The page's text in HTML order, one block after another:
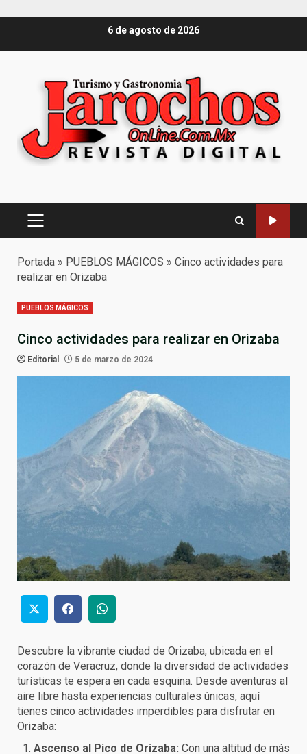
contenido
6 de agosto de 2026
Menú
principal
Portada » PUEBLOS MÁGICOS » Cinco actividades para
realizar en Orizaba
PUEBLOS MÁGICOS
Cinco actividades para realizar en Orizaba
Editorial 5 de marzo de 2024
Descubre la vibrante ciudad de Orizaba, ubicada en el
corazón de Veracruz, donde la diversidad de actividades
turísticas te espera en cada esquina. Desde aventuras al
aire libre hasta experiencias culturales únicas, aquí
tienes cinco actividades imperdibles para disfrutar en
Orizaba:
Ascenso al Pico de Orizaba: Con una altitud de más